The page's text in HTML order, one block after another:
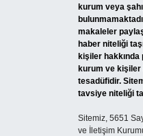
kurum veya
makaleler
haber niteliği
kişiler hakkında
kurum ve
tesadüfidir.
tavsiye niteliği
Sitemiz, 5651
ve İletişim